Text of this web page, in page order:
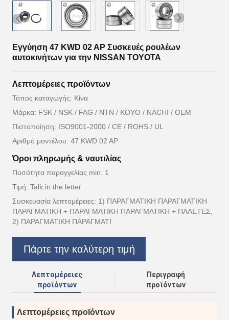
Εγγύηση 47 KWD 02 AP Συσκευές ρουλέων
αυτοκινήτων για την NISSAN TOYOTA
Λεπτομέρειες προϊόντων
Τόπος καταγωγής: Κίνα
Μάρκα: FSK / NSK / FAG / NTN / KOYO / NACHI / OEM
Πιστοποίηση: ISO9001-2000 / CE / ROHS / UL
Αριθμό μοντέλου: 47 KWD 02 AP
Όροι πληρωμής & ναυτιλίας
Ποσότητα παραγγελίας min: 1
Τιμή: Talk in the letter
Συσκευασία λεπτομέρειες: 1) ΠΑΡΑΓΜΑΤΙΚΗ ΠΑΡΑΓΜΑΤΙΚΗ
ΠΑΡΑΓΜΑΤΙΚΗ + ΠΑΡΑΓΜΑΤΙΚΗ ΠΑΡΑΓΜΑΤΙΚΗ + ΠΑΛΕΤΕΣ,
2) ΠΑΡΑΓΜΑΤΙΚΗ ΠΑΡΑΓΜΑΤΙ
Πάρτε την καλύτερη τιμή
Λεπτομέρειες
προϊόντων
Περιγραφή
προϊόντων
Λεπτομέρειες προϊόντων